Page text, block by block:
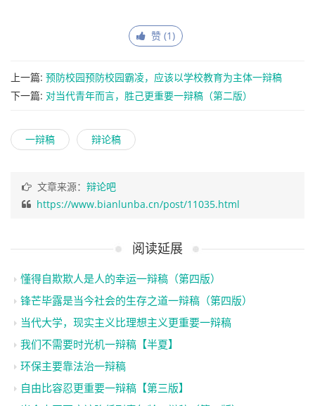
赞 (1)
上一篇: 预防校园预防校园霸凌，应该以学校教育为主体一辩稿
下一篇: 对当代青年而言，胜己更重要一辩稿（第二版）
一辩稿 辩论稿
文章来源： 辩论吧
https://www.bianlunba.cn/post/11035.html
阅读延展
懂得自欺欺人是人的幸运一辩稿（第四版）
锋芒毕露是当今社会的生存之道一辩稿（第四版）
当代大学，现实主义比理想主义更重要一辩稿
我们不需要时光机一辩稿【半夏】
环保主要靠法治一辩稿
自由比容忍更重要一辩稿【第三版】